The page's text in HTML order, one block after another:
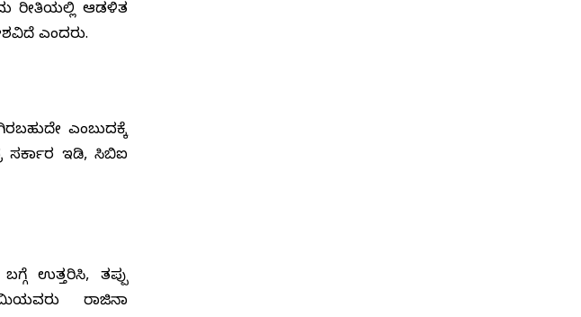
ರೀತಿಯಲ್ಲಿ ಆಡಳಿತ
ಎಂದರು.
ಎಂಬುದಕ್ಕೆ
ಸರ್ಕಾರ ಇಡಿ, ಸಿಬಿಐ
ಉತ್ತರಿಸಿ, ತಪ್ಪು
ರಾಜಿನಾಮೆ